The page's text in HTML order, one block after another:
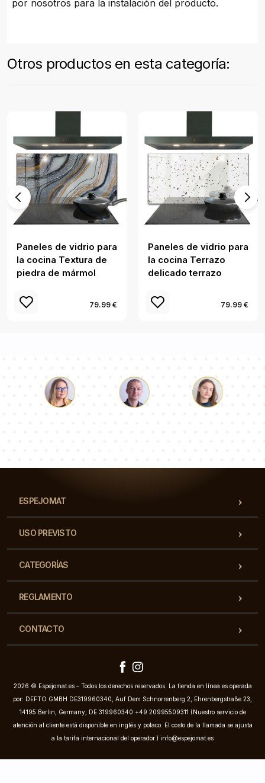
por nosotros para la instalación del producto.
Otros productos en esta categoría:
Paneles de vidrio para
la cocina Textura de
piedra de mármol
79.99 €
Paneles de vidrio para
la cocina Terrazo
delicado terrazo
79.99 €
ESPEJOMAT
USO PREVISTO
CATEGORÍAS
REGLAMENTO
CONTACTO
2026 © Espejomat.es – Todos los derechos reservados. La tienda en línea es operada
por: DEFTO GMBH DE319960340, Auf Dem Schnorrenberg 2, Ehrenbergstraße 23,
14195 Berlin, Germany, DE 319960340 +49 20995509311 (Nuestro servicio de
atención al cliente está disponible en inglés y polaco. El costo de la llamada se ajusta
a la tarifa internacional del operador.) info@espejomat.es